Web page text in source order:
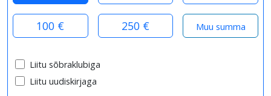
100 € 250 €
Liitu sõbraklubiga
Liitu uudiskirjaga